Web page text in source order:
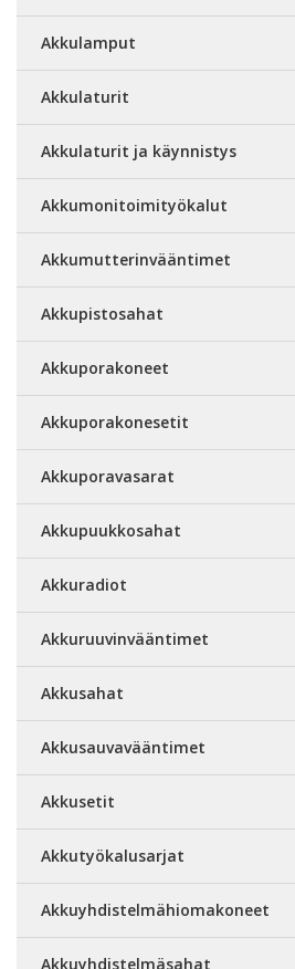
Akkulamput
Akkulaturit
Akkulaturit ja käynnistys
Akkumonitoimityökalut
Akkumutterinvääntimet
Akkupistosahat
Akkuporakoneet
Akkuporakonesetit
Akkuporavasarat
Akkupuukkosahat
Akkuradiot
Akkuruuvinvääntimet
Akkusahat
Akkusauvavääntimet
Akkusetit
Akkutyökalusarjat
Akkuyhdistelmähiomakoneet
Akkuyhdistelmäsahat